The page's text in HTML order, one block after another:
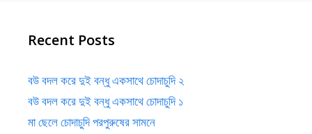
Recent Posts
বউ বদল করে দুই বন্ধু একসাথে চোদাচুদি ২
বউ বদল করে দুই বন্ধু একসাথে চোদাচুদি ১
মা ছেলে চোদাচুদি পরপুরুষের সামনে